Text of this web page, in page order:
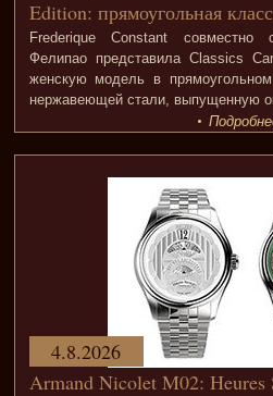
Edition: прямоугольная
Frederique Constant совместно
Фелипао представила Classics
женскую модель в
нержавеющей стали, выпущенную
Armand Nicolet M02: Heures
4.8.2026